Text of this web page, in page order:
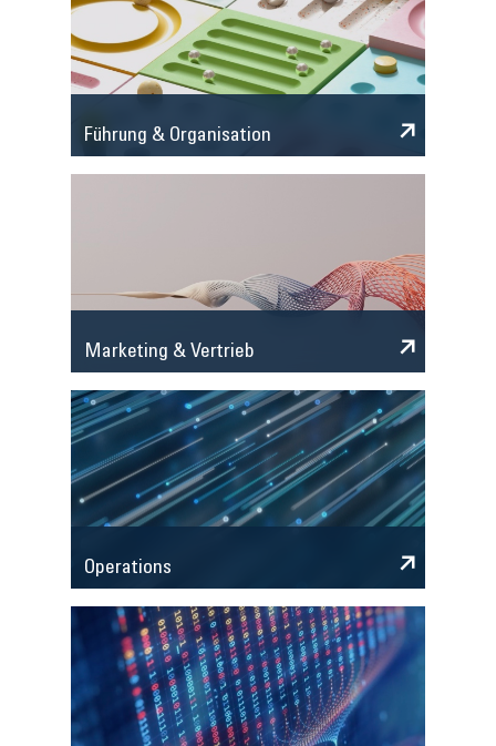
Führung & Organisation
Marketing & Vertrieb
Operations